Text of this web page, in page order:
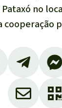
no
cooperação